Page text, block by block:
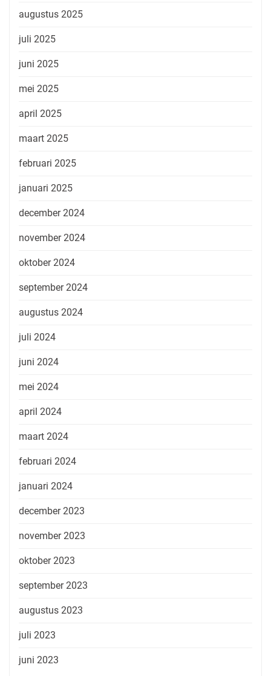
augustus 2025
juli 2025
juni 2025
mei 2025
april 2025
maart 2025
februari 2025
januari 2025
december 2024
november 2024
oktober 2024
september 2024
augustus 2024
juli 2024
juni 2024
mei 2024
april 2024
maart 2024
februari 2024
januari 2024
december 2023
november 2023
oktober 2023
september 2023
augustus 2023
juli 2023
juni 2023